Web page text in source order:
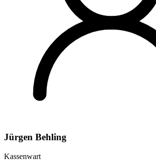
Jürgen Behling
Kassenwart